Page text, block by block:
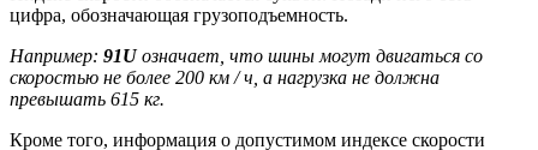
цифра, обозначающая грузоподъемность.
Например: 91Uозначает, что шины могут двигаться со
скоростью не более 200 км / ч, а нагрузка не должна
превышать 615 кг.
Кроме того, информация о допустимом индексе скорости